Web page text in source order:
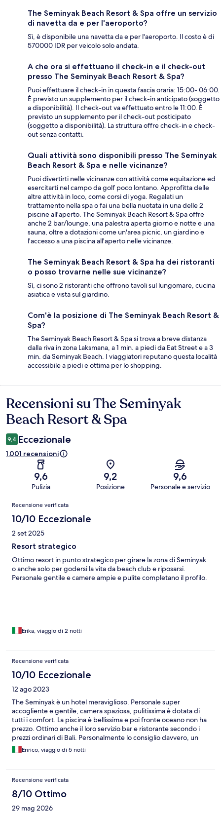
The Seminyak Beach Resort & Spa offre un servizio
di navetta da e per l'aeroporto?
Sì, è disponibile una navetta da e per l'aeroporto. Il costo è di
570000 IDR per veicolo solo andata.
A che ora si effettuano il check-in e il check-out
presso The Seminyak Beach Resort & Spa?
Puoi effettuare il check-in in questa fascia oraria: 15:00- 06:00.
È previsto un supplemento per il check-in anticipato (soggetto
a disponibilità). Il check-out va effettuato entro le 11:00. È
previsto un supplemento per il check-out posticipato
(soggetto a disponibilità). La struttura offre check-in e check-
out senza contatti.
Quali attività sono disponibili presso The Seminyak
Beach Resort & Spa e nelle vicinanze?
Puoi divertirti nelle vicinanze con attività come equitazione ed
esercitarti nel campo da golf poco lontano. Approfitta delle
altre attività in loco, come corsi di yoga. Regalati un
trattamento nella spa o fai una bella nuotata in una delle 2
piscine all'aperto. The Seminyak Beach Resort & Spa offre
anche 2 bar/lounge, una palestra aperta giorno e notte e una
sauna, oltre a dotazioni come un'area picnic, un giardino e
l'accesso a una piscina all'aperto nelle vicinanze.
The Seminyak Beach Resort & Spa ha dei ristoranti
o posso trovarne nelle sue vicinanze?
Sì, ci sono 2 ristoranti che offrono tavoli sul lungomare, cucina
asiatica e vista sul giardino.
Com'è la posizione di The Seminyak Beach Resort &
Spa?
The Seminyak Beach Resort & Spa si trova a breve distanza
dalla riva in zona Laksmana, a 1 min. a piedi da Eat Street e a 3
min. da Seminyak Beach. I viaggiatori reputano questa località
accessibile a piedi e ottima per lo shopping.
Recensioni
Recensioni su The Seminyak
Beach Resort & Spa
9,4 Eccezionale
1.001 recensioni
9,6
Pulizia
9,2
Posizione
9,6
Personale e servizio
Recensioni
Recensione verificata
10/10 Eccezionale
2 set 2025
Resort strategico
Ottimo resort in punto strategico per girare la zona di Seminyak
o anche solo per godersi la vita da beach club e riposarsi.
Personale gentile e camere ampie e pulite completano il profilo.
Erika, viaggio di 2 notti
Recensione verificata
10/10 Eccezionale
12 ago 2023
The Seminyak è un hotel meraviglioso. Personale super
accogliente e gentile, camera spaziosa, pulitissima è dotata di
tutti i comfort. La piscina è bellissima e poi fronte oceano non ha
prezzo. Ottimo anche il loro servizio bar e ristorante secondo i
prezzi ordinari di Bali. Personalmente lo consiglio davvero, un
grazie a tutto lo staff.
Enrico, viaggio di 5 notti
Recensione verificata
8/10 Ottimo
29 mag 2026